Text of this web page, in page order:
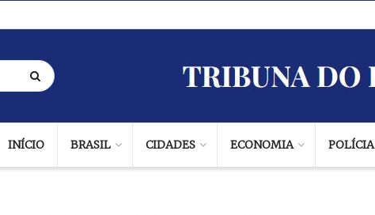
INÍCIO BRASIL CIDADES ECONOMIA POLÍCIA